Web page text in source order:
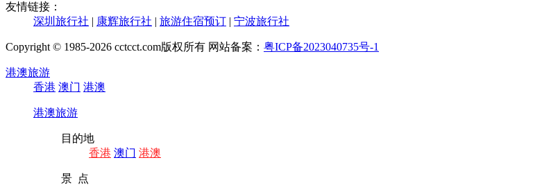
友情链接：
深圳旅行社 | 康辉旅行社 | 旅游住宿预订 | 宁波旅行社
Copyright © 1985-2026 cctcct.com版权所有 网站备案： 粤ICP备2023040735号-1
港澳旅游
香港 澳门 港澳
港澳旅游
目的地
香港 澳门 港澳
景 点